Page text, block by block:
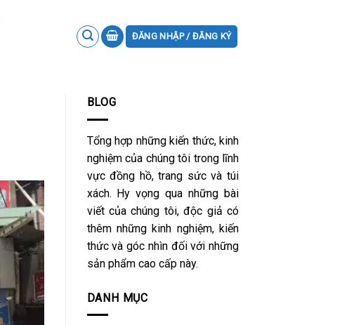
ĐĂNG NHẬP / ĐĂNG KÝ
BLOG
Tổng hợp những kiến thức, kinh
nghiệm của chúng tôi trong lĩnh
vực đồng hồ, trang sức và túi
xách. Hy vọng qua những bài
viết của chúng tôi, độc giả có
thêm những kinh nghiệm, kiến
thức và góc nhìn đối với những
sản phẩm cao cấp này.
DANH MỤC